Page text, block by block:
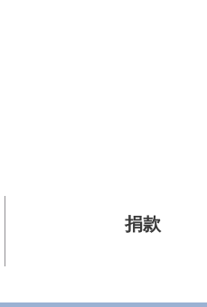
捐款